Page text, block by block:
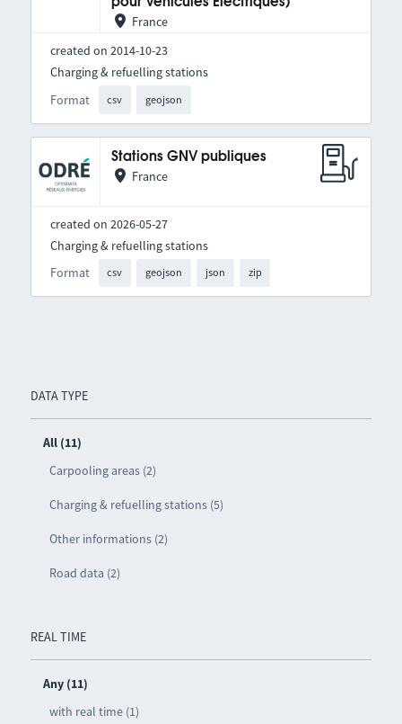
DATA TYPE
All (11)
Carpooling areas (2)
Charging & refuelling stations (5)
Other informations (2)
Road data (2)
REAL TIME
Any (11)
with real time (1)
France
created on 2014-10-23
Format csv geojson
Charging & refuelling stations
Stations GNV publiques
France
created on 2026-05-27
Format csv geojson json zip
Charging & refuelling stations